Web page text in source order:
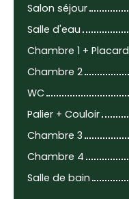
Salon séjour
Salle d'eau
Chambre 1 + Placard
Chambre 2
WC
Palier + Couloir
Chambre 3
Chambre 4
Salle de bain